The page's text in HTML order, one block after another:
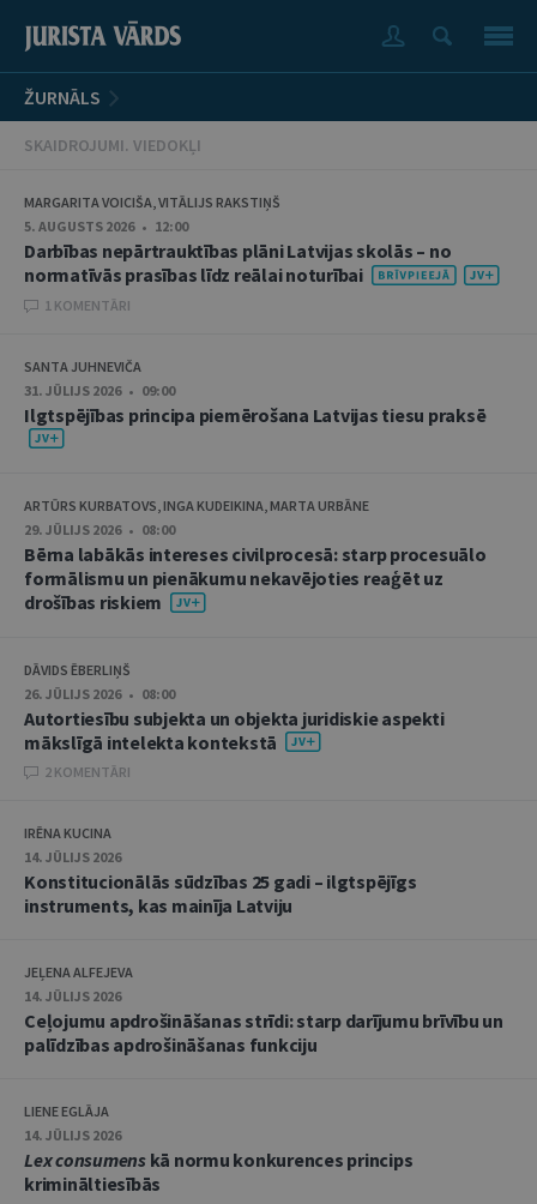
ŽURNĀLS
SKAIDROJUMI. VIEDOKĻI
MARGARITA VOICIŠA, VITĀLIJS RAKSTIŅŠ
5. AUGUSTS 2026 • 12:00
Darbības nepārtrauktības plāni Latvijas skolās – no
normatīvās prasības līdz reālai noturībai
1 KOMENTĀRI
SANTA JUHNEVIČA
31. JŪLIJS 2026 • 09:00
Ilgtspējības principa piemērošana Latvijas tiesu praksē
ARTŪRS KURBATOVS, INGA KUDEIKINA, MARTA URBĀNE
29. JŪLIJS 2026 • 08:00
Bērna labākās intereses civilprocesā: starp procesuālo
formālismu un pienākumu nekavējoties reaģēt uz
drošības riskiem
DĀVIDS ĒBERLIŅŠ
26. JŪLIJS 2026 • 08:00
Autortiesību subjekta un objekta juridiskie aspekti
mākslīgā intelekta kontekstā
2 KOMENTĀRI
IRĒNA KUCINA
14. JŪLIJS 2026
Konstitucionālās sūdzības 25 gadi – ilgtspējīgs
instruments, kas mainīja Latviju
JEĻENA ALFEJEVA
14. JŪLIJS 2026
Ceļojumu apdrošināšanas strīdi: starp darījumu brīvību un
palīdzības apdrošināšanas funkciju
LIENE EGLĀJA
14. JŪLIJS 2026
Lex consumenskā normu konkurences princips
krimināltiesībās